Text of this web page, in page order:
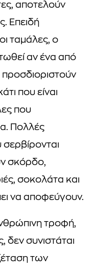
αποτελούν
Επειδή
ταμάλες, ο
αν ένα από
προσδιοριστούν
που είναι
που
Πολλές
σκόρδο,
σοκολάτα και
να αποφεύγουν.
τροφή,
δεν συνιστάται
των